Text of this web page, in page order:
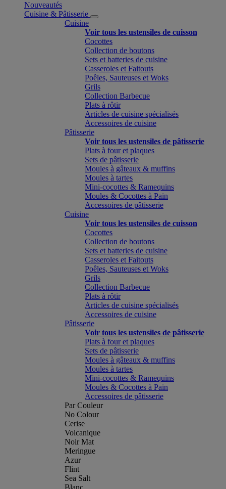
Nouveautés
Cuisine & Pâtisserie
Cuisine
Voir tous les ustensiles de cuisson
Cocottes
Collection de boutons
Sets et batteries de cuisine
Casseroles et Faitouts
Poêles, Sauteuses et Woks
Grils
Collection Barbecue
Plats à rôtir
Articles de cuisine spécialisés
Accessoires de cuisine
Pâtisserie
Voir tous les ustensiles de pâtisserie
Plats à four et plaques
Sets de pâtisserie
Moules à gâteaux & muffins
Moules à tartes
Mini-cocottes & Ramequins
Moules & Cocottes à Pain
Accessoires de pâtisserie
Cuisine
Voir tous les ustensiles de cuisson
Cocottes
Collection de boutons
Sets et batteries de cuisine
Casseroles et Faitouts
Poêles, Sauteuses et Woks
Grils
Collection Barbecue
Plats à rôtir
Articles de cuisine spécialisés
Accessoires de cuisine
Pâtisserie
Voir tous les ustensiles de pâtisserie
Plats à four et plaques
Sets de pâtisserie
Moules à gâteaux & muffins
Moules à tartes
Mini-cocottes & Ramequins
Moules & Cocottes à Pain
Accessoires de pâtisserie
Par Couleur
No Colour
Cerise
Volcanique
Noir Mat
Meringue
Azur
Flint
Sea Salt
Blanc